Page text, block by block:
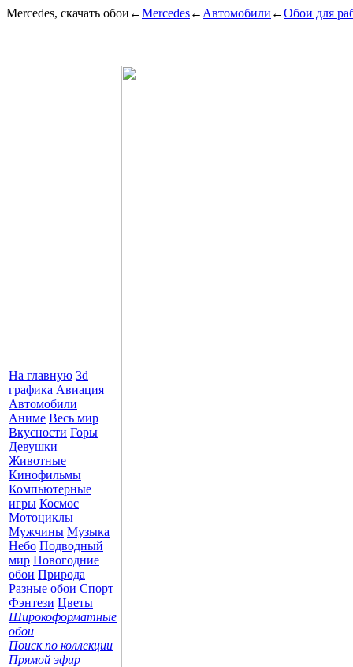
Mercedes, скачать обои ←Mercedes← Автомобили ←Обои для
На главную 3d
графика Авиация
Автомобили
Аниме Весь мир
Вкусности Горы
Девушки
Животные
Кинофильмы
Компьютерные
игры Космос
Мотоциклы
Мужчины Музыка
Небо Подводный
мир Новогодние
обои Природа
Разные обои Спорт
Фэнтези Цветы
Широкоформатные
обои
Поиск по коллекции
Прямой эфир